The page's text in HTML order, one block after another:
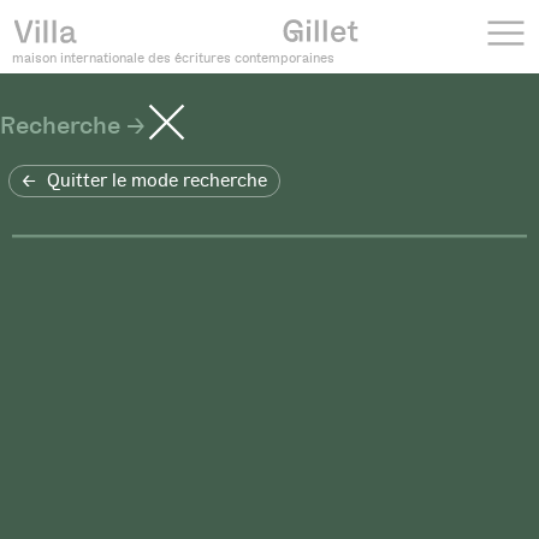
maison internationale des écritures contemporaines
Recherche
Quitter le mode recherche